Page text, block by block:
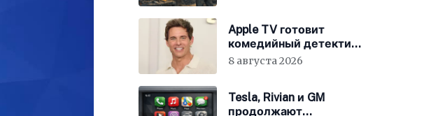
Apple TV готовит
комедийный детектив
с Джеймсом
8 августа 2026
Tesla, Rivian и GM
продолжают